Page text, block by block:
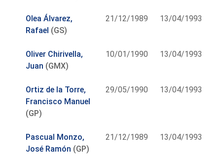
Olea Álvarez,
Rafael (GS)
21/12/1989 13/04/1993
Oliver Chirivella,
Juan (GMX)
10/01/1990 13/04/1993
Ortiz de la Torre,
Francisco Manuel
(GP)
29/05/1990 13/04/1993
Pascual Monzo,
José Ramón (GP)
21/12/1989 13/04/1993